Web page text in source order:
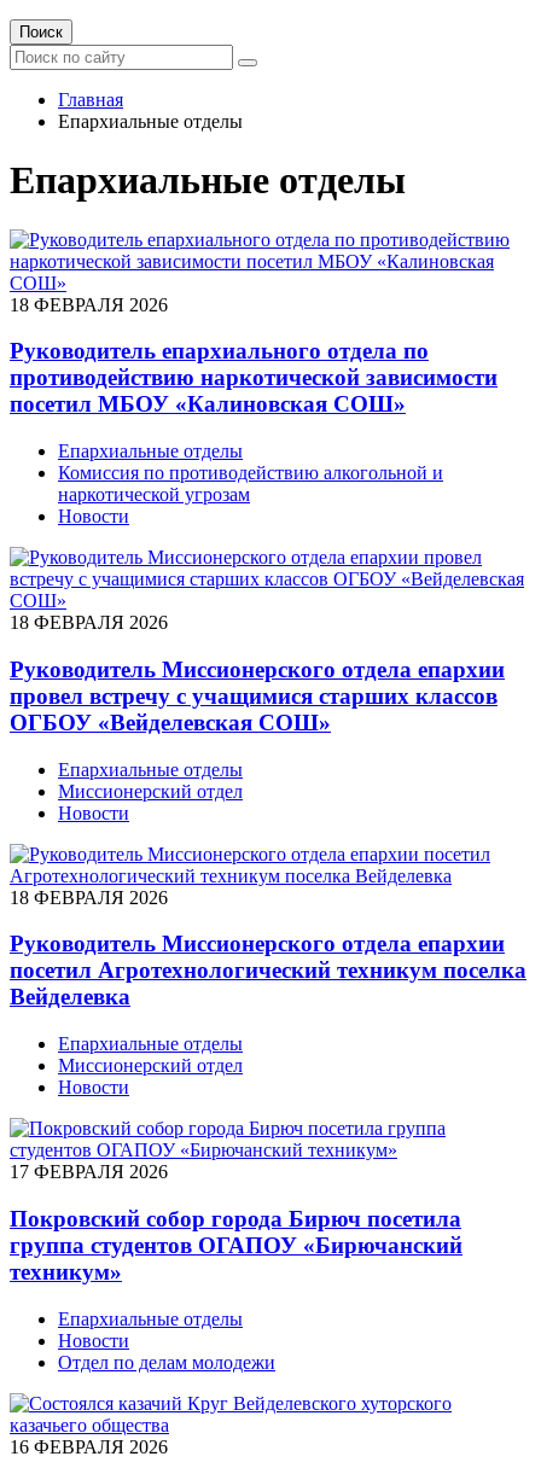
Поиск
Главная
Епархиальные отделы
Епархиальные отделы
18 ФЕВРАЛЯ 2026
Руководитель епархиального отдела по
противодействию наркотической зависимости
посетил МБОУ «Калиновская СОШ»
Епархиальные отделы
Комиссия по противодействию алкогольной и
наркотической угрозам
Новости
18 ФЕВРАЛЯ 2026
Руководитель Миссионерского отдела епархии
провел встречу с учащимися старших классов
ОГБОУ «Вейделевская СОШ»
Епархиальные отделы
Миссионерский отдел
Новости
18 ФЕВРАЛЯ 2026
Руководитель Миссионерского отдела епархии
посетил Агротехнологический техникум поселка
Вейделевка
Епархиальные отделы
Миссионерский отдел
Новости
17 ФЕВРАЛЯ 2026
Покровский собор города Бирюч посетила
группа студентов ОГАПОУ «Бирючанский
техникум»
Епархиальные отделы
Новости
Отдел по делам молодежи
16 ФЕВРАЛЯ 2026